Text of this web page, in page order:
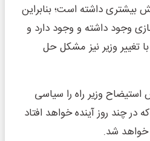
بیشتری داشته است؛ بنابراین
وجود داشته و وجود دارد و
تغییر وزیر نیز مشکل حل
وزیر راه را سیاسی
در چند روز آینده خواهد افتاد
خواهد شد.